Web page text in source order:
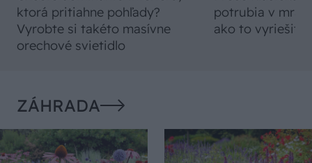
ktorá pritiahne pohľady?
Vyrobte si takéto masívne
orechové svietidlo
potrubia v
ako to vyriešiť
ZÁHRADA